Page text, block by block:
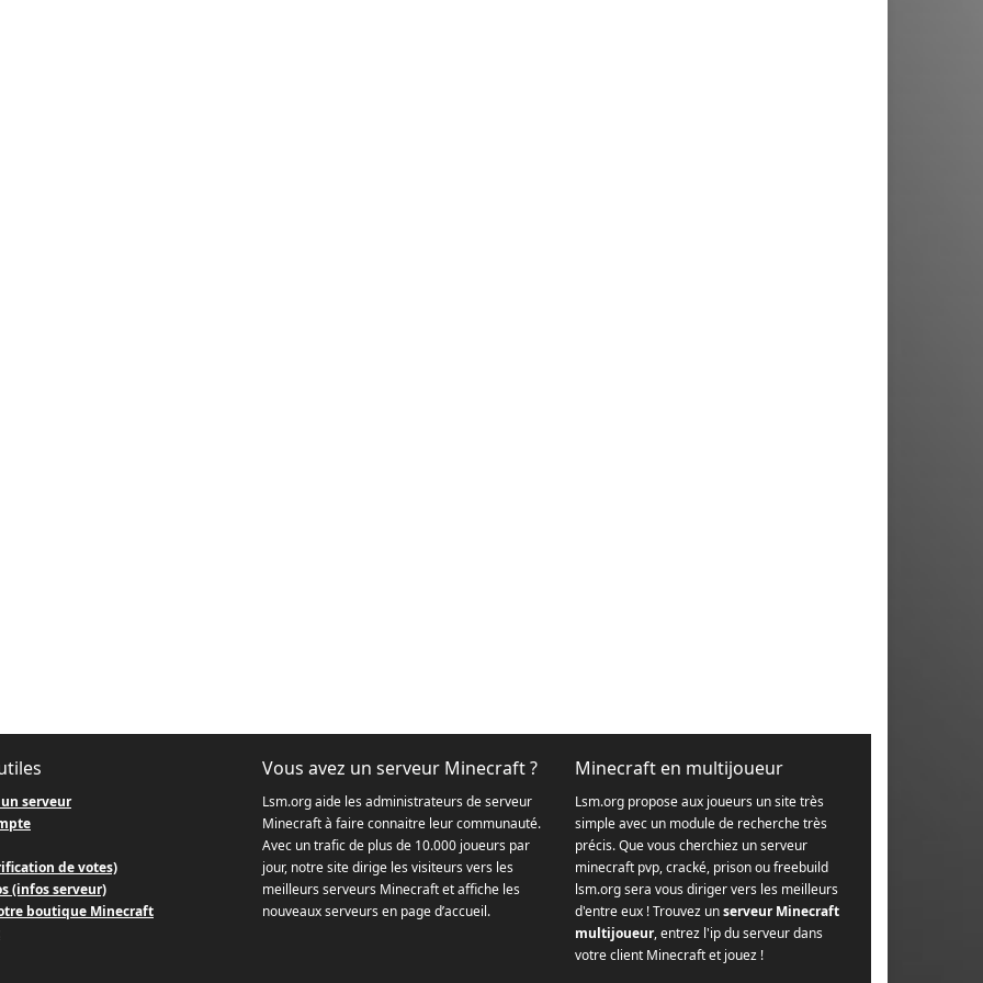
serveur
de votes)
(infos serveur)
boutique Minecraft
Vous avez un serveur Minecraft ?
Lsm.org aide les administrateurs de serveur
Minecraft à faire connaitre leur communauté.
Avec un trafic de plus de 10.000 joueurs par
jour, notre site dirige les visiteurs vers les
meilleurs serveurs Minecraft et affiche les
nouveaux serveurs en page d’accueil.
Minecraft en multijoueur
Lsm.org propose aux joueurs un site très
simple avec un module de recherche très
précis. Que vous cherchiez un serveur
minecraft pvp, cracké, prison ou freebuild
lsm.org sera vous diriger vers les meilleurs
d'entre eux ! Trouvez unserveur Minecraft
multijoueur, entrez l'ip du serveur dans
votre client Minecraft et jouez !